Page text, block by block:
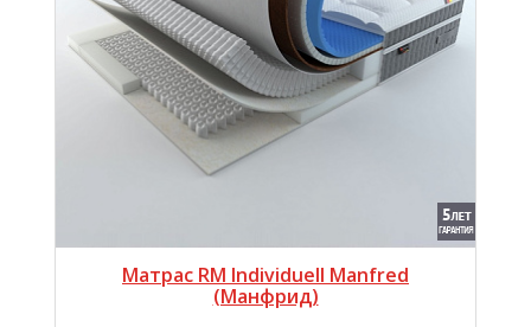
Матрас RM Individuell Manfred
(Манфрид)